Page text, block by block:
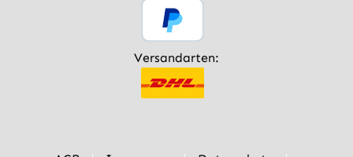
Versandarten: